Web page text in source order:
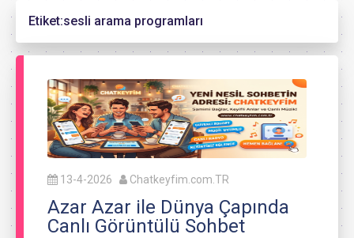
Etiket:sesli arama programları
13-4-2026 Chatkeyfim.com.TR
Azar Azar ile Dünya Çapında
Canlı Görüntülü Sohbet